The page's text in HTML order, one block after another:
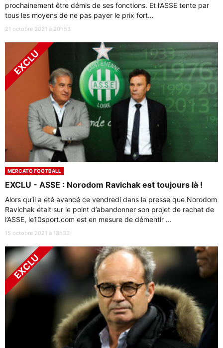
prochainement être démis de ses fonctions. Et l’ASSE tente par
tous les moyens de ne pas payer le prix fort…
21 octobre 2021 à 20h53
MERCATO FOOTBALL
EXCLU - ASSE : Norodom Ravichak est toujours là !
Alors qu’il a été avancé ce vendredi dans la presse que Norodom
Ravichak était sur le point d’abandonner son projet de rachat de
l’ASSE, le10sport.com est en mesure de démentir ...
15 octobre 2021 à 13h33